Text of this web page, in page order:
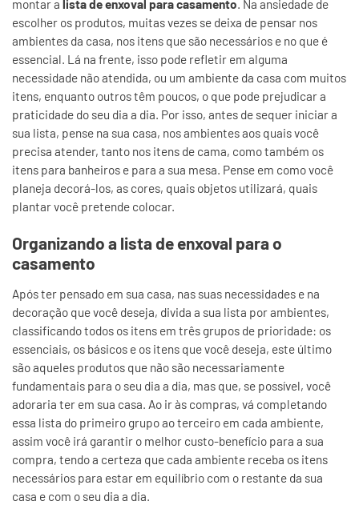
montar a lista de enxoval para casamento. Na ansiedade de
escolher os produtos, muitas vezes se deixa de pensar nos
ambientes da casa, nos itens que são necessários e no que é
essencial. Lá na frente, isso pode refletir em alguma
necessidade não atendida, ou um ambiente da casa com muitos
itens, enquanto outros têm poucos, o que pode prejudicar a
praticidade do seu dia a dia. Por isso, antes de sequer iniciar a
sua lista, pense na sua casa, nos ambientes aos quais você
precisa atender, tanto nos itens de cama, como também os
itens para banheiros e para a sua mesa. Pense em como você
planeja decorá-los, as cores, quais objetos utilizará, quais
plantar você pretende colocar.
Organizando a lista de enxoval para o
casamento
Após ter pensado em sua casa, nas suas necessidades e na
decoração que você deseja, divida a sua lista por ambientes,
classificando todos os itens em três grupos de prioridade: os
essenciais, os básicos e os itens que você deseja, este último
são aqueles produtos que não são necessariamente
fundamentais para o seu dia a dia, mas que, se possível, você
adoraria ter em sua casa. Ao ir às compras, vá completando
essa lista do primeiro grupo ao terceiro em cada ambiente,
assim você irá garantir o melhor custo-benefício para a sua
compra, tendo a certeza que cada ambiente receba os itens
necessários para estar em equilíbrio com o restante da sua
casa e com o seu dia a dia.